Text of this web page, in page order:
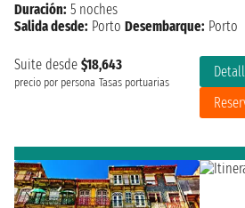
Suite desde $18,643
precio por persona Tasas portuarias
Duración: 5 noches
Salida desde: Porto Desembarque: Porto